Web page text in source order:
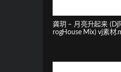
龚玥 – 月亮升起来 (Dj
rogHouse Mix) vj素材